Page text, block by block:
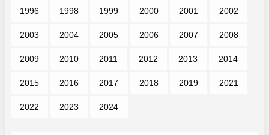
1996 1998 1999 2000 2001 2002
2003 2004 2005 2006 2007 2008
2009 2010 2011 2012 2013 2014
2015 2016 2017 2018 2019 2021
2022 2023 2024